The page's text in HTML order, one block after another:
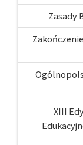
Zasady
XIII